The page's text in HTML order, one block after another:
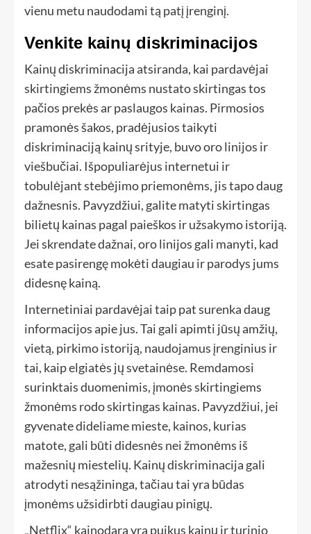
vienu metu naudodami tą patį įrenginį.
Venkite kainų diskriminacijos
Kainų diskriminacija atsiranda, kai pardavėjai
skirtingiems žmonėms nustato skirtingas tos
pačios prekės ar paslaugos kainas. Pirmosios
pramonės šakos, pradėjusios taikyti
diskriminaciją kainų srityje, buvo oro linijos ir
viešbučiai. Išpopuliarėjus internetui ir
tobulėjant stebėjimo priemonėms, jis tapo daug
dažnesnis. Pavyzdžiui, galite matyti skirtingas
bilietų kainas pagal paieškos ir užsakymo istoriją.
Jei skrendate dažnai, oro linijos gali manyti, kad
esate pasirengę mokėti daugiau ir parodys jums
didesnę kainą.
Internetiniai pardavėjai taip pat surenka daug
informacijos apie jus. Tai gali apimti jūsų amžių,
vietą, pirkimo istoriją, naudojamus įrenginius ir
tai, kaip elgiatės jų svetainėse. Remdamosi
surinktais duomenimis, įmonės skirtingiems
žmonėms rodo skirtingas kainas. Pavyzdžiui, jei
gyvenate dideliame mieste, kainos, kurias
matote, gali būti didesnės nei žmonėms iš
mažesnių miestelių. Kainų diskriminacija gali
atrodyti nesąžininga, tačiau tai yra būdas
įmonėms užsidirbti daugiau pinigų.
„Netflix“ kainodara yra puikus kainų ir turinio